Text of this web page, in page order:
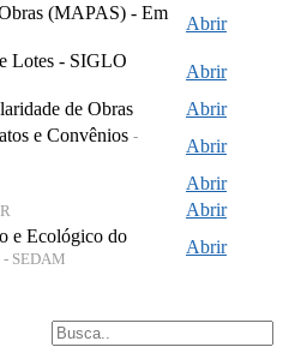
(MAPAS) - Em
Abrir
Lotes - SIGLO
Abrir
de Obras
Abrir
e Convênios -
Abrir
Abrir
Abrir
e Ecológico do
- SEDAM
Abrir